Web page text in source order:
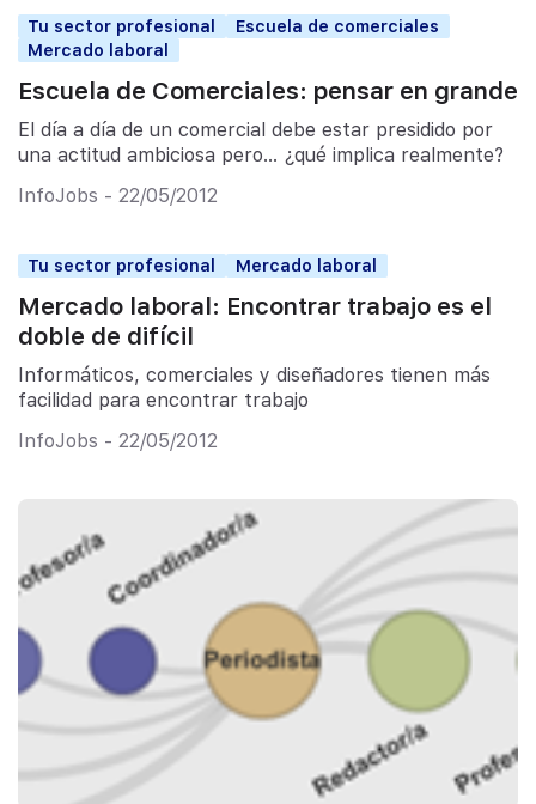
Tu sector profesional
Escuela de comerciales
Mercado laboral
Escuela de Comerciales: pensar en grande
El día a día de un comercial debe estar presidido por
una actitud ambiciosa pero… ¿qué implica realmente?
InfoJobs - 22/05/2012
Tu sector profesional Mercado laboral
Mercado laboral: Encontrar trabajo es el
doble de difícil
Informáticos, comerciales y diseñadores tienen más
facilidad para encontrar trabajo
InfoJobs - 22/05/2012